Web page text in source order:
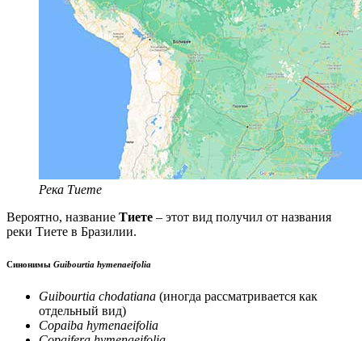
Река Тиете
Вероятно, название Тиете – этот вид получил от названия
реки Тиете в Бразилии.
Синонимы Guibourtia hymenaeifolia
Guibourtia chodatiana (иногда рассматривается как
отдельный вид)
Copaiba hymenaeifolia